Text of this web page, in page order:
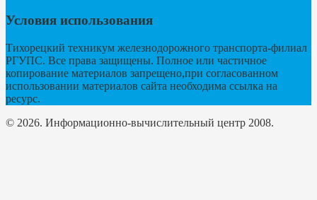
Условия использования
Тихорецкий техникум железнодорожного транспорта-филиал
РГУПС. Все права защищены. Полное или частичное
копирование материалов запрещено,при согласованном
использовании материалов сайта необходима ссылка на
ресурс.
© 2026. Информационно-вычислительный центр 2008.